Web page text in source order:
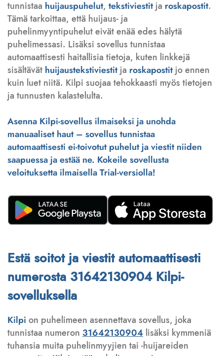
tunnistaa huijauspuhelut, tekstiviestitja roskapostit.
Tämä tarkoittaa, että huijaus- ja
puhelinmyyntipuhelut eivät enää edes hälytä
puhelimessasi. Lisäksi sovellus tunnistaa
automaattisesti haitallisia tietoja, kuten linkkejä
sisältävät huijaustekstiviestitja roskapostitjo ennen
kuin luet niitä. Kilpi suojaa tehokkaasti myös tietojen
ja tunnusten kalastelulta.
Asenna Kilpi-sovellus ilmaiseksi ja unohda
manuaaliset haut – sovellus tunnistaa
automaattisesti ei-toivotut puhelut ja viestit niiden
saapuessa ja estää ne. Kokeile sovellusta
veloituksetta ilmaisella Trial-versiolla!
Estä soitot ja viestit automaattisesti
numerosta 31642130904 Kilpi-
sovelluksella
Kilpi on puhelimeen asennettava sovellus, joka
tunnistaa numeron 31642130904 lisäksi kymmeniä
tuhansia muita puhelinmyyjien tai -huijareiden